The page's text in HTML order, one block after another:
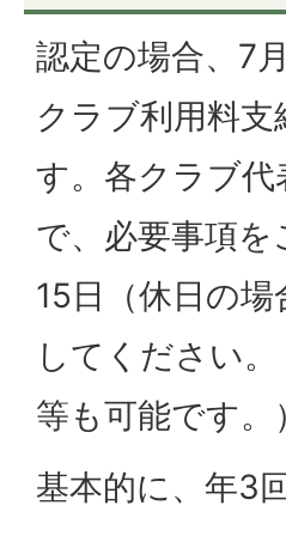
認定の場合、7
クラブ利用料
す。各クラブ
で、必要事項
15日（休日の
してください
等も可能です。）
基本的に、年3